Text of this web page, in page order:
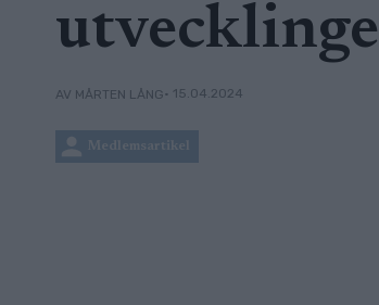
AV MÅRTEN LÅNG• 15.04.2024
Medlemsartikel